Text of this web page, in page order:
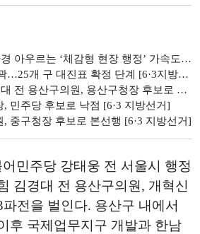
르는 ‘체감형 현장 행정’ 가속도 [우리區는 지금]
개 구 대진표 확정 단계 [6·3지방선거]
산구의원, 용산구청장 후보로 낙점 [6·3지방선거]
민주당 후보로 낙점 [6·3 지방선거]
중구청장 후보로 본선행 [6·3 지방선거]
민주당 강태웅 전 서울시 행정
김경대 전 용산구의원, 개혁신
전을 벌인다. 용산구 내에서
후 국제업무지구 개발과 한남